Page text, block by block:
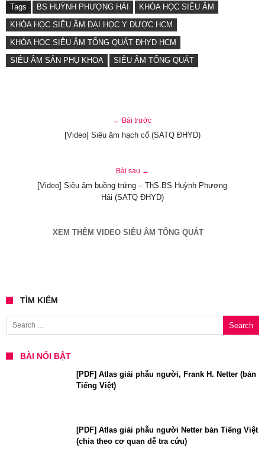
Tags BS HUỲNH PHƯỢNG HẢI
KHÓA HỌC SIÊU ÂM
KHÓA HỌC SIÊU ÂM ĐẠI HỌC Y DƯỢC HCM
KHÓA HỌC SIÊU ÂM TỔNG QUÁT ĐHYD HCM
SIÊU ÂM SẢN PHỤ KHOA
SIÊU ÂM TỔNG QUÁT
← Bài trước
[Video] Siêu âm hạch cổ (SATQ ĐHYD)
Bài sau →
[Video] Siêu âm buồng trứng – ThS.BS Huỳnh Phượng
Hải (SATQ ĐHYD)
XEM THÊM VIDEO SIÊU ÂM TỔNG QUÁT
TÌM KIẾM
Search for:
BÀI NỔI BẬT
[PDF] Atlas giải phẫu người, Frank H. Netter (bản
Tiếng Việt)
[PDF] Atlas giải phẫu người Netter bản Tiếng Việt
(chia theo cơ quan dễ tra cứu)